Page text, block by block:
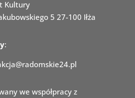
Kultury
5 27-100 Iłża
:
we współpracy z